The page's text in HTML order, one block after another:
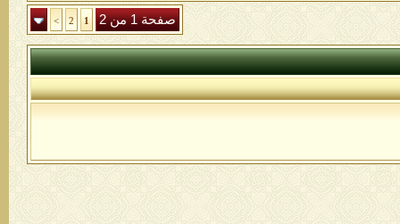
صفحة 1 من 2 1
2
>